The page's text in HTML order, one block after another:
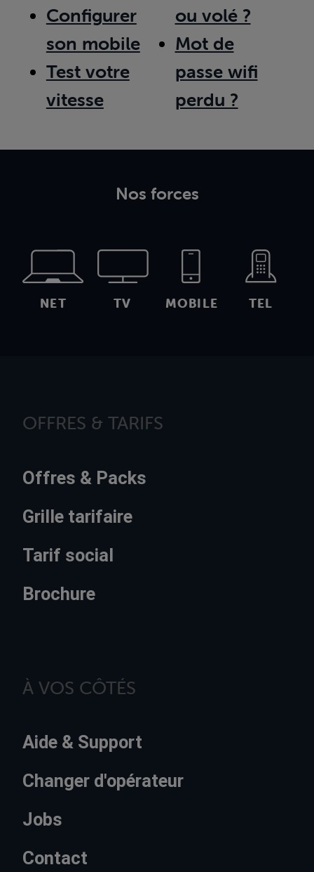
Configurer
son mobile
Test votre
vitesse
ou volé ?
Mot de
passe wifi
perdu ?
Nos forces
NET TV MOBILE TEL
OFFRES & TARIFS
Offres & Packs
Grille tarifaire
Tarif social
Brochure
À VOS CÔTÉS
Aide & Support
Changer d'opérateur
Jobs
Contact